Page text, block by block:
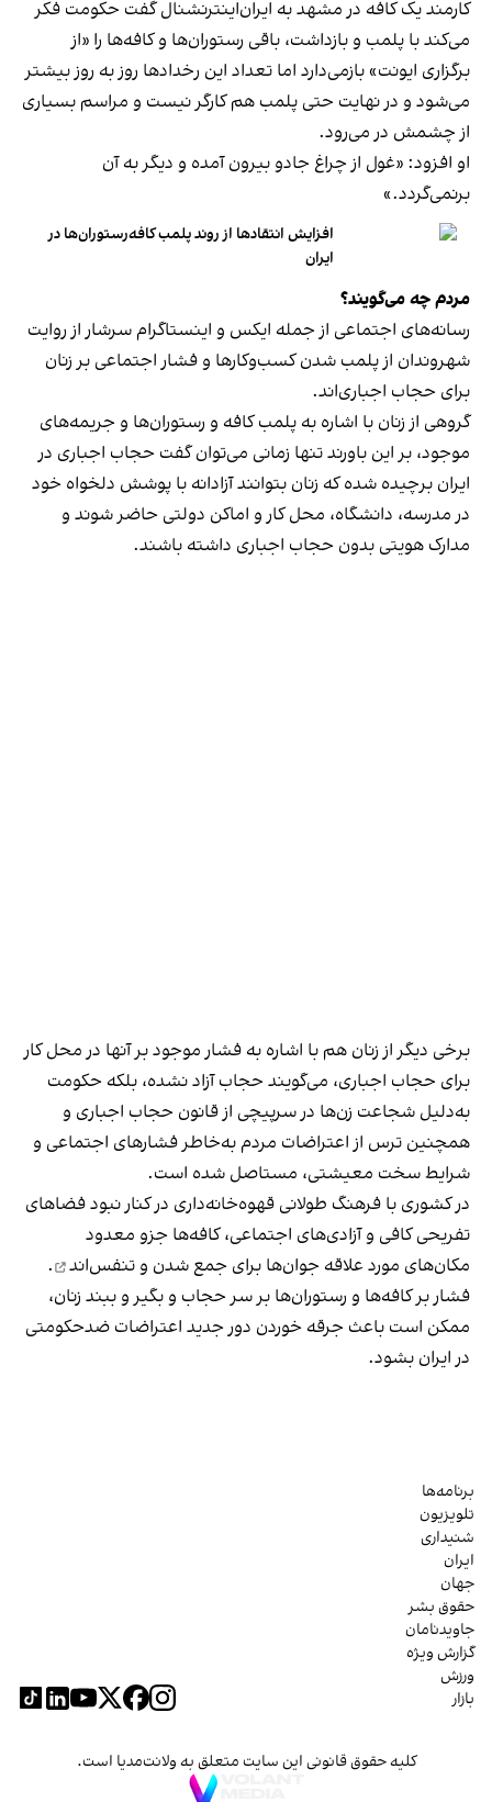
کارمند یک کافه در مشهد به ایران‌اینترنشنال گفت حکومت فکر
می‌کند با پلمب و بازداشت، باقی رستوران‌ها و کافه‌ها را «از
برگزاری ایونت» بازمی‌دارد اما تعداد این رخدادها روز به روز بیشتر
می‌شود و در نهایت حتی پلمب هم کارگر نیست و مراسم بسیاری
از چشمش در می‌رود.
او افزود: «غول از چراغ جادو بیرون آمده و دیگر به آن
برنمی‎‌گردد.»
افزایش انتقادها از روند پلمب کافه‌رستوران‌ها در
ایران
مردم چه می‌گویند؟
رسانه‎‌های اجتماعی از جمله ایکس و اینستاگرام سرشار از روایت
شهروندان از پلمب شدن کسب‌وکارها و فشار اجتماعی بر زنان
برای حجاب اجباری‌اند.
گروهی از زنان با اشاره به پلمب کافه و رستوران‌ها و جریمه‌های
موجود، بر این باورند تنها زمانی می‌توان گفت حجاب اجباری در
ایران برچیده شده که زنان بتوانند آزادانه با پوشش دلخواه خود
در مدرسه، دانشگاه، محل کار و اماکن دولتی حاضر شوند و
مدارک هویتی بدون حجاب اجباری داشته باشند.
برخی دیگر از زنان هم با اشاره به فشار موجود بر آنها در محل کار
برای حجاب اجباری، می‌گویند حجاب آزاد نشده، بلکه حکومت
به‌دلیل شجاعت زن‌ها در سرپیچی از قانون حجاب اجباری و
همچنین ترس از اعتراضات مردم به‌خاطر فشارهای اجتماعی و
شرایط سخت معیشتی، مستاصل شده است.
در کشوری با فرهنگ طولانی قهوه‌‌خانه‌داری در کنار نبود فضاهای
تفریحی کافی و آزادی‌های اجتماعی، کافه‌ها جزو معدود
مکان‌های مورد علاقه جوان‌ها برای جمع شدن و تنفس‌اند
.
فشار بر کافه‌ها و رستوران‌ها بر سر حجاب و بگیر و ببند زنان،
ممکن است باعث جرقه خوردن دور جدید اعتراضات ضدحکومتی
در ایران بشود.
برنامه‌ها
تلویزیون
شنیداری
ایران
جهان
حقوق بشر
جاویدنامان
گزارش ویژه
ورزش
بازار
کلیه حقوق قانونی این سایت متعلق به ولانت‌مدیا است.